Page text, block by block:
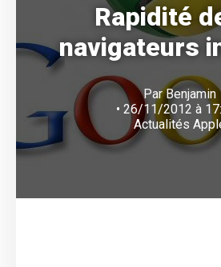
Rapidité
navigateurs
ParBenjamin
• 26/11/2012 à
Actualités